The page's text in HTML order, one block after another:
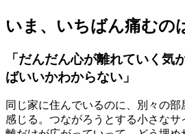
いま、いちばん痛むの
「だんだん心が離れていく気
ばいいかわからない」
同じ家に住んでいるのに、別々の
感じる。つながろうとする小さな